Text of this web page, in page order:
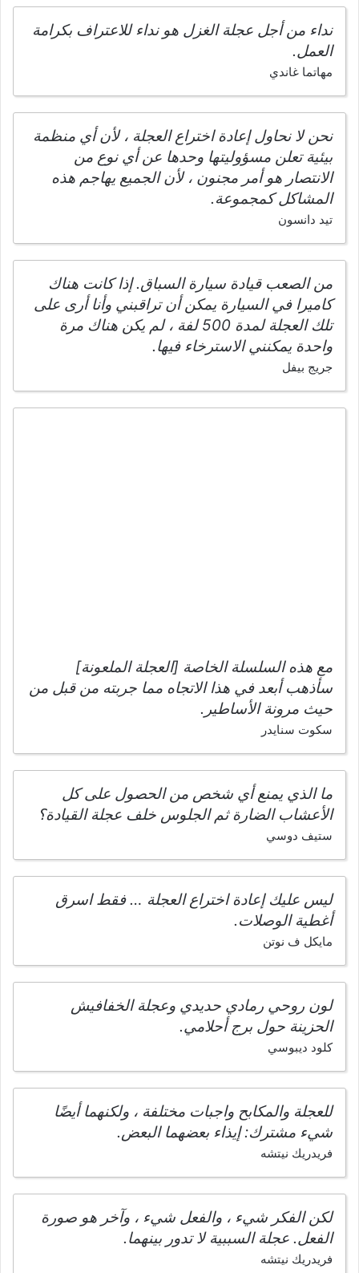
نداء من أجل عجلة الغزل هو نداء للاعتراف بكرامة
العمل.
مهاتما غاندي
نحن لا نحاول إعادة اختراع العجلة ، لأن أي منظمة
بيئية تعلن مسؤوليتها وحدها عن أي نوع من
الانتصار هو أمر مجنون ، لأن الجميع يهاجم هذه
المشاكل كمجموعة.
تيد دانسون
من الصعب قيادة سيارة السباق. إذا كانت هناك
كاميرا في السيارة يمكن أن تراقبني وأنا أرى على
تلك العجلة لمدة 500 لفة ، لم يكن هناك مرة
واحدة يمكنني الاسترخاء فيها.
جريج بيفل
مع هذه السلسلة الخاصة [العجلة الملعونة]
سأذهب أبعد في هذا الاتجاه مما جربته من قبل من
حيث مرونة الأساطير.
سكوت سنايدر
ما الذي يمنع أي شخص من الحصول على كل
الأعشاب الضارة ثم الجلوس خلف عجلة القيادة؟
ستيف دوسي
ليس عليك إعادة اختراع العجلة … فقط اسرق
أغطية الوصلات.
مايكل ف نوتن
لون روحي رمادي حديدي وعجلة الخفافيش
الحزينة حول برج أحلامي.
كلود ديبوسي
للعجلة والمكابح واجبات مختلفة ، ولكنهما أيضًا
شيء مشترك: إيذاء بعضهما البعض.
فريدريك نيتشه
لكن الفكر شيء ، والفعل شيء ، وآخر هو صورة
الفعل. عجلة السببية لا تدور بينهما.
فريدريك نيتشه